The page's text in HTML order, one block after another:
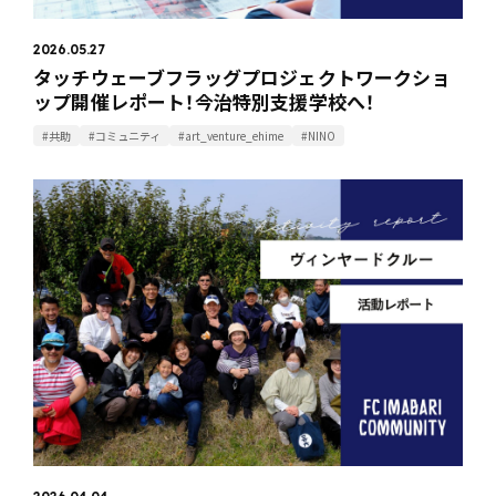
2026.05.27
タッチウェーブフラッグプロジェクトワークショ
ップ開催レポート！今治特別支援学校へ！
#共助 #コミュニティ #art_venture_ehime #NINO